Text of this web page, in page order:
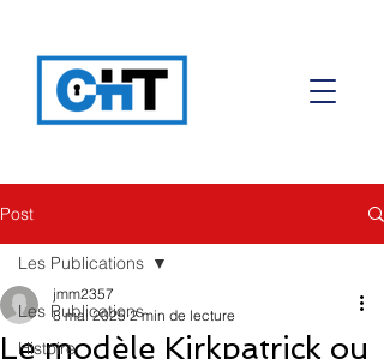
Post
Les Publications
Histoire
Les Publications
Le modèle Kirkpatrick ou
jmm2357
8 mai 2025 2 min de lecture